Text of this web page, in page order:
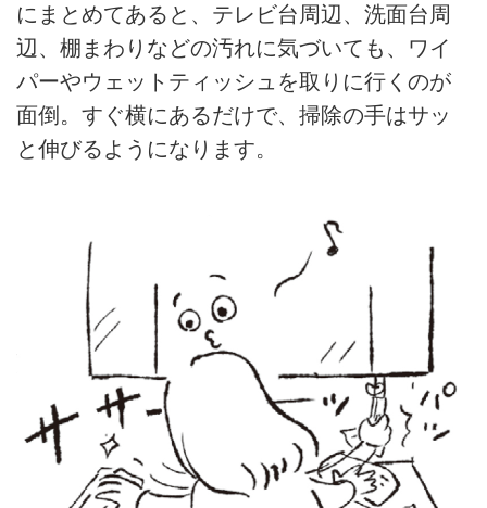
にまとめてあると、テレビ台周辺、洗面台周
辺、棚まわりなどの汚れに気づいても、ワイ
パーやウェットティッシュを取りに行くのが
面倒。すぐ横にあるだけで、掃除の手はサッ
と伸びるようになります。